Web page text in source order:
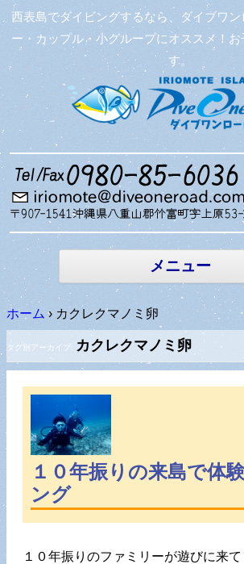
西表島でダイビングするなら、ダイブワン
ー・カップル・小グループにオススメ！
す。
メニュー
ホーム › カクレクマノミ卵
タグ別アーカイブ: カクレクマノミ卵
１０年振りの来島で体
ング
１０年振りのファミリーが遊びに来て